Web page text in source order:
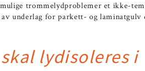
trommelydproblemer et ikke-
underlag for parkett- og laminatgulv
lydisoleres i